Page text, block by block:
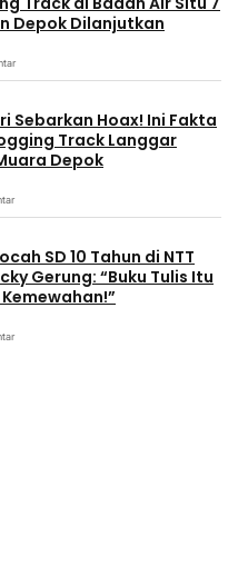
Depok Dilanjutkan
Sebarkan Hoax! Ini Fakta
Track Langgar
Depok
SD 10 Tahun di NTT
Gerung: “Buku Tulis Itu